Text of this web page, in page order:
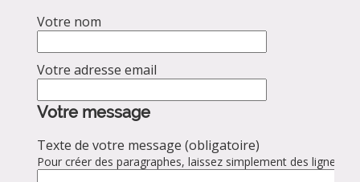
Votre nom
Votre adresse email
Votre message
Texte de votre message (obligatoire)
Pour créer des paragraphes, laissez simplement des lignes